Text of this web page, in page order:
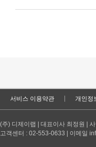
서비스 이용약관 개인정
(주) 디제이랩 | 대표이사 최정원 |
고객센터 : 02-553-0633 | 이메일